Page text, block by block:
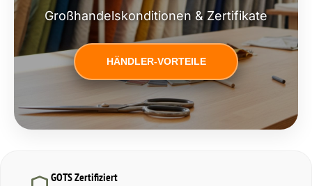
Großhandelskonditionen & Zertifikate
HÄNDLER-VORTEILE
GOTS Zertifiziert